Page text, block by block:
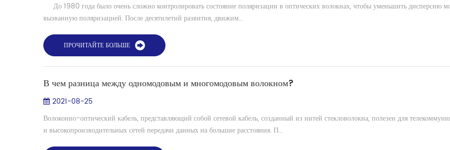
До 1980 года было очень сложно контролировать состояние поляризации в оптических волокнах, чтобы уменьшить дисперсию
вызванную поляризацией. После десятилетий развития, движим...
ПРОЧИТАЙТЕ БОЛЬШЕ
В чем разница между одномодовым и многомодовым волокном?
2021-08-25
Волоконно-оптический кабель, представляющий собой сетевой кабель, созданный из нитей стекловолокна, полезен для
и высокопроизводительных сетей передачи данных на большие расстояния. П...